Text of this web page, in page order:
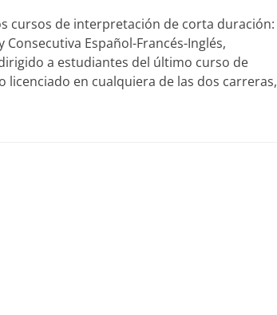
cursos de interpretación de corta duración:
Español-Francés-Inglés,
a estudiantes del último curso de
en cualquiera de las dos carreras,